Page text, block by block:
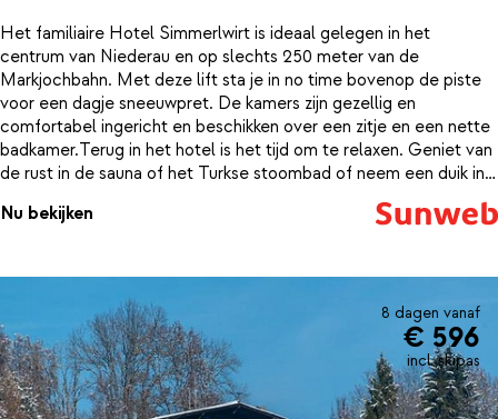
Het familiaire Hotel Simmerlwirt is ideaal gelegen in het
centrum van Niederau en op slechts 250 meter van de
Markjochbahn. Met deze lift sta je in no time bovenop de piste
voor een dagje sneeuwpret. De kamers zijn gezellig en
comfortabel ingericht en beschikken over een zitje en een nette
badkamer.Terug in het hotel is het tijd om te relaxen. Geniet van
de rust in de sauna of het Turkse stoombad of neem een duik in
weer uitgerust de piste op te gaan. Het vriendelijke personeel
Nu bekijken
8 dagen vanaf
€ 596
incl. skipas